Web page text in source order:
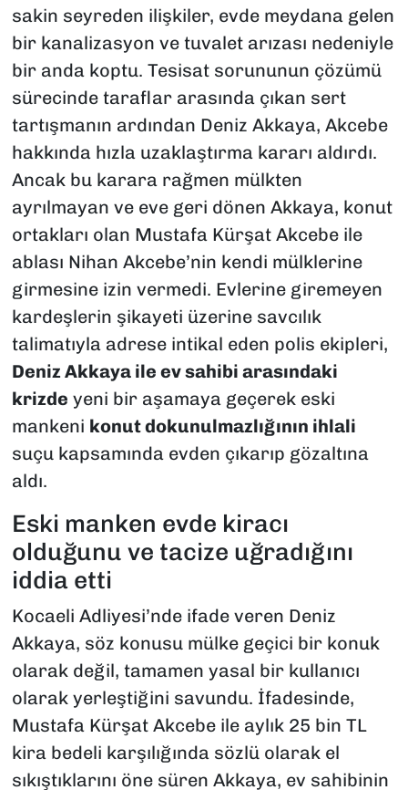
sakin seyreden ilişkiler, evde meydana gelen
bir kanalizasyon ve tuvalet arızası nedeniyle
bir anda koptu. Tesisat sorununun çözümü
sürecinde taraflar arasında çıkan sert
tartışmanın ardından Deniz Akkaya, Akcebe
hakkında hızla uzaklaştırma kararı aldırdı.
Ancak bu karara rağmen mülkten
ayrılmayan ve eve geri dönen Akkaya, konut
ortakları olan Mustafa Kürşat Akcebe ile
ablası Nihan Akcebe’nin kendi mülklerine
girmesine izin vermedi. Evlerine giremeyen
kardeşlerin şikayeti üzerine savcılık
talimatıyla adrese intikal eden polis ekipleri,
Deniz Akkaya ile ev sahibi arasındaki
krizde yeni bir aşamaya geçerek eski
mankeni konut dokunulmazlığının ihlali
suçu kapsamında evden çıkarıp gözaltına
aldı.
Eski manken evde kiracı
olduğunu ve tacize uğradığını
iddia etti
Kocaeli Adliyesi’nde ifade veren Deniz
Akkaya, söz konusu mülke geçici bir konuk
olarak değil, tamamen yasal bir kullanıcı
olarak yerleştiğini savundu. İfadesinde,
Mustafa Kürşat Akcebe ile aylık 25 bin TL
kira bedeli karşılığında sözlü olarak el
sıkıştıklarını öne süren Akkaya, ev sahibinin